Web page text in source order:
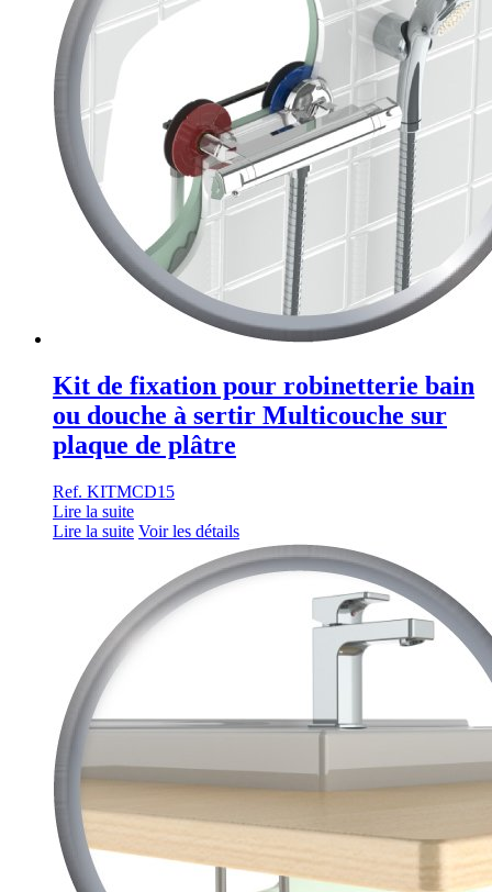
Kit de fixation pour robinetterie bain
ou douche à sertir Multicouche sur
plaque de plâtre
Ref. KITMCD15
Lire la suite
Lire la suite Voir les détails